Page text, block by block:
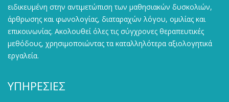
ειδικευμένη στην αντιμετώπιση των μαθησιακών δυσκολιών,
άρθρωσης και φωνολογίας, διαταραχών λόγου, ομιλίας και
επικοινωνίας. Ακολουθεί όλες τις σύγχρονες θεραπευτικές
μεθόδους, χρησιμοποιώντας τα καταλληλότερα αξιολογητικά
εργαλεία.
ΥΠΗΡΕΣΙΕΣ